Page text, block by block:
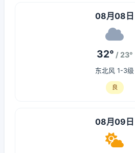
08月08日
32° / 23°
东北风 1-3级
良
08月09日